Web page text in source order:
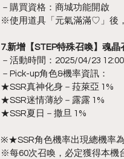
－購買資格：商城功能開啟
※使用道具「元氣滿滿♡」後
7.新增【STEP特殊召喚】魂晶
－活動時間：2025/04/23
－Pick-up角色&機率資訊：
★SSR真神化身－菈萊亞 1%
★SSR迷情薄紗－露露 1%
★SSR夏日－撒旦 1%
※★SSR角色機率出現總機率
※每60次召喚，必定獲得本機